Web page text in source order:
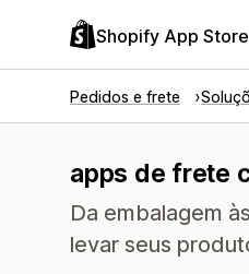
Shopify App Store
Pedidos e frete
apps de frete
Da embalagem
levar seus